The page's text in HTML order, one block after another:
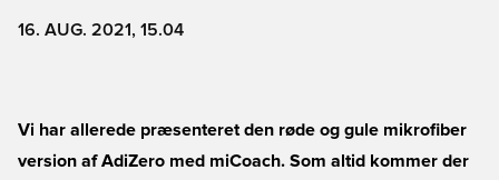
16. AUG. 2021, 15.04
Vi har allerede præsenteret den røde og gule mikrofiber
version af AdiZero med miCoach. Som altid kommer der